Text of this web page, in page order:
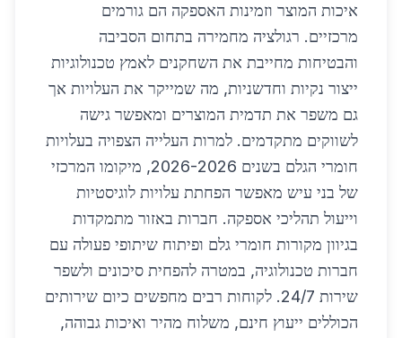
איכות המוצר וזמינות האספקה הם גורמים
מרכזיים. רגולציה מחמירה בתחום הסביבה
והבטיחות מחייבת את השחקנים לאמץ טכנולוגיות
ייצור נקיות וחדשניות, מה שמייקר את העלויות אך
גם משפר את תדמית המוצרים ומאפשר גישה
לשווקים מתקדמים. למרות העלייה הצפויה בעלויות
חומרי הגלם בשנים 2026-2026, מיקומו המרכזי
של בני עיש מאפשר הפחתת עלויות לוגיסטיות
וייעול תהליכי אספקה. חברות באזור מתמקדות
בגיוון מקורות חומרי גלם ופיתוח שיתופי פעולה עם
חברות טכנולוגיה, במטרה להפחית סיכונים ולשפר
שירות 24/7. לקוחות רבים מחפשים כיום שירותים
הכוללים ייעוץ חינם, משלוח מהיר ואיכות גבוהה,